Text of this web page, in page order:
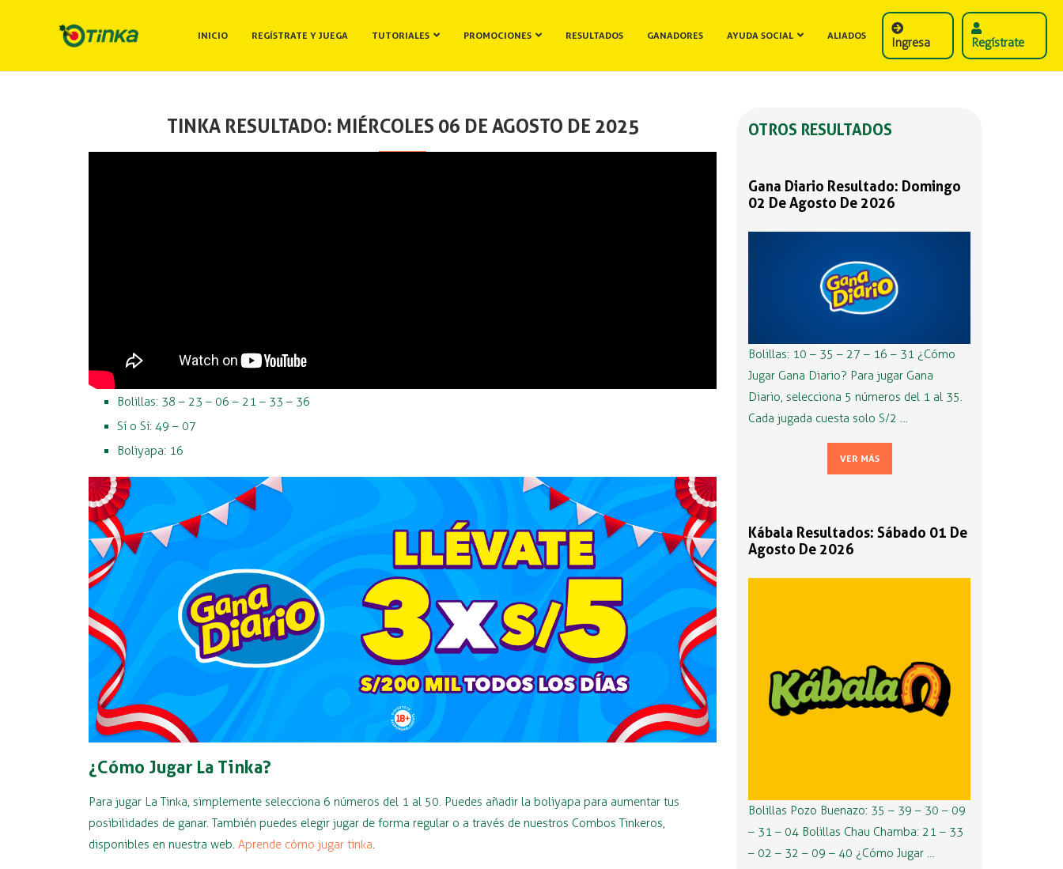
INICIO REGÍSTRATE Y JUEGA TUTORIALES PROMOCIONES RESULTADOS GANADORES AYUDA SOCIAL ALIADOS Ingresa Regístrate
TINKA RESULTADO: MIÉRCOLES 06 DE AGOSTO DE 2025
Bolillas: 38 – 23 – 06 – 21 – 33 – 36
Sí o Sí: 49 – 07
Boliyapa: 16
¿Cómo Jugar La Tinka?
Para jugar La Tinka, simplemente selecciona 6 números del 1 al 50. Puedes añadir la boliyapa para aumentar tus
posibilidades de ganar. También puedes elegir jugar de forma regular o a través de nuestros Combos Tinkeros,
disponibles en nuestra web. Aprende cómo jugar tinka.
OTROS RESULTADOS
Gana Diario Resultado: Domingo
02 De Agosto De 2026
Bolillas: 10 – 35 – 27 – 16 – 31 ¿Cómo
Jugar Gana Diario? Para jugar Gana
Diario, selecciona 5 números del 1 al 35.
Cada jugada cuesta solo S/2 …
VER MÁS
Kábala Resultados: Sábado 01 De
Agosto De 2026
Bolillas Pozo Buenazo: 35 – 39 – 30 – 09
– 31 – 04 Bolillas Chau Chamba: 21 – 33
– 02 – 32 – 09 – 40 ¿Cómo Jugar …